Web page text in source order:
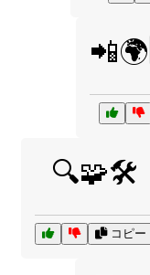
🔍🧩🛠️
コピー